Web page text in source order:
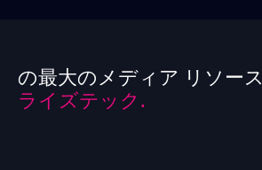
の最大のメディア リソース
ライズテック.